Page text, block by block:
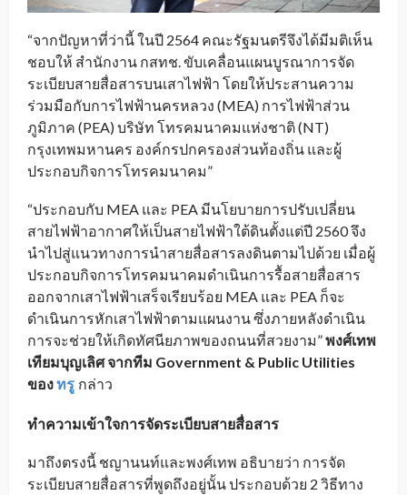
“จากปัญหาที่ว่านี้ ในปี 2564 คณะรัฐมนตรีจึงได้มีมติเห็น
ชอบให้ สำนักงาน กสทช. ขับเคลื่อนแผนบูรณาการจัด
ระเบียบสายสื่อสารบนเสาไฟฟ้า โดยให้ประสานความ
ร่วมมือกับการไฟฟ้านครหลวง (MEA) การไฟฟ้าส่วน
ภูมิภาค (PEA) บริษัท โทรคมนาคมแห่งชาติ (NT)
กรุงเทพมหานคร องค์กรปกครองส่วนท้องถิ่น และผู้
ประกอบกิจการโทรคมนาคม”
“ประกอบกับ MEA และ PEA มีนโยบายการปรับเปลี่ยน
สายไฟฟ้าอากาศให้เป็นสายไฟฟ้าใต้ดินตั้งแต่ปี 2560 จึง
นำไปสู่แนวทางการนำสายสื่อสารลงดินตามไปด้วย เมื่อผู้
ประกอบกิจการโทรคมนาคมดำเนินการรื้อสายสื่อสาร
ออกจากเสาไฟฟ้าเสร็จเรียบร้อย MEA และ PEA ก็จะ
ดำเนินการหักเสาไฟฟ้าตามแผนงาน ซึ่งภายหลังดำเนิน
การจะช่วยให้เกิดทัศนียภาพของถนนที่สวยงาม”พงศ์เทพ
เทียมบุญเลิศ จากทีม Government & Public Utilities
ของทรู กล่าว
ทำความเข้าใจการจัดระเบียบสายสื่อสาร
มาถึงตรงนี้ ชญานนท์และพงศ์เทพ อธิบายว่า การจัด
ระเบียบสายสื่อสารที่พูดถึงอยู่นั้น ประกอบด้วย 2 วิธีทาง